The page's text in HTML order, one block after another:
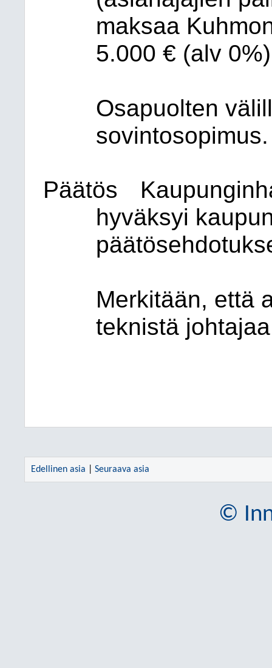
maksaa
5.000 € (alv
Osapuolten
sovintosopimus.
Päätös
hyväksyi
Merkitään, että
teknistä
Edellinen asia Seuraava asia
©